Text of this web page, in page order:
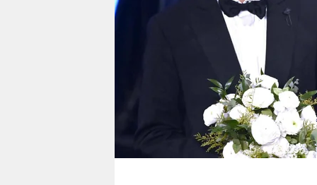
unterstützen
abo
genossenschaft